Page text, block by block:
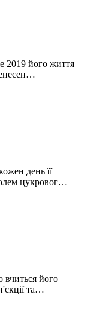
2019 його життя
день її
цукровог…
вчиться його
та…